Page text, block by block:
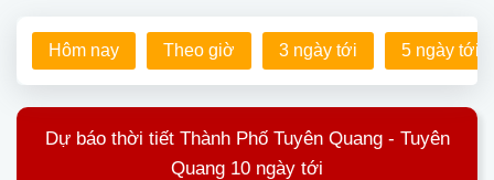
Hôm nay Theo giờ 3 ngày tới 5 ngày tới
Dự báo thời tiết Thành Phố Tuyên Quang - Tuyên
Quang 10 ngày tới